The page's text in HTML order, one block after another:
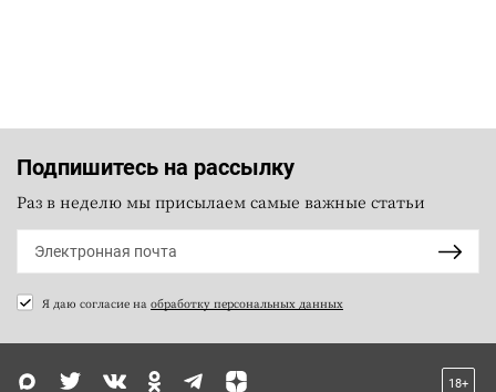
Подпишитесь на рассылку
Раз в неделю мы присылаем самые важные статьи
Я даю согласие на обработку персональных данных
18+